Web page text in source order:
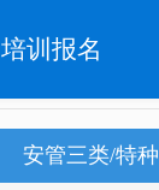
培训报名
安管三类/特种